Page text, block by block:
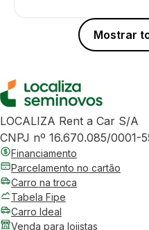
Mostrar
LOCALIZA Rent a Car S/A
CNPJ nº 16.670.085/0001-
Financiamento
Parcelamento no cartão
Carro na troca
Tabela Fipe
Carro Ideal
Venda para lojistas